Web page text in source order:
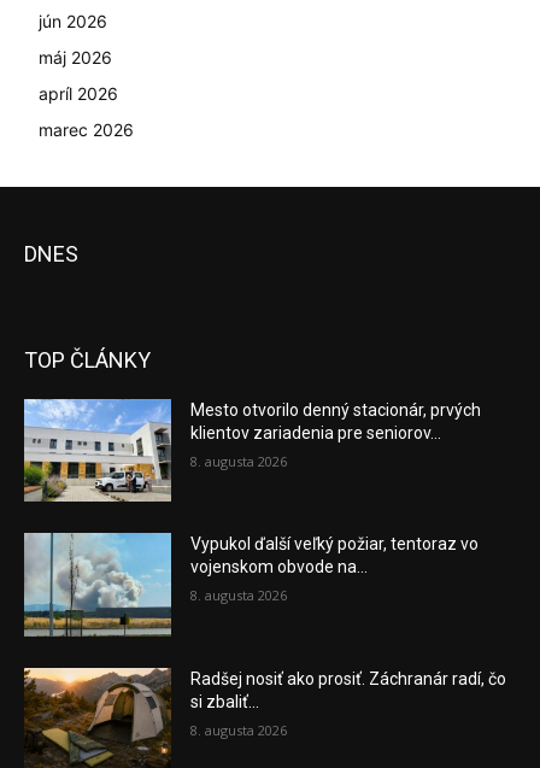
jún 2026
máj 2026
apríl 2026
marec 2026
DNES
TOP ČLÁNKY
Mesto otvorilo denný stacionár, prvých
klientov zariadenia pre seniorov...
8. augusta 2026
Vypukol ďalší veľký požiar, tentoraz vo
vojenskom obvode na...
8. augusta 2026
Radšej nosiť ako prosiť. Záchranár radí, čo
si zbaliť...
8. augusta 2026